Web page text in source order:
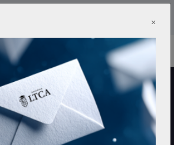
NA DORADCĘ
3 EDYCJA
×